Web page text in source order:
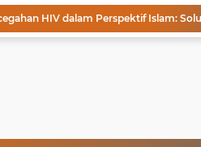
Hadis, Menjaga Peradaban